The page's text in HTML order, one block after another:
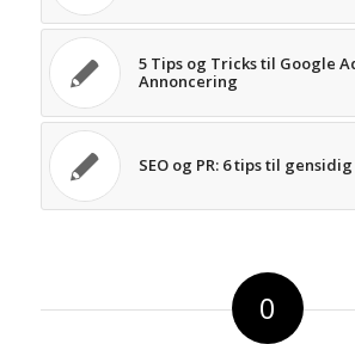
5 Tips og Tricks til Google
Annoncering
SEO og PR: 6 tips til
0